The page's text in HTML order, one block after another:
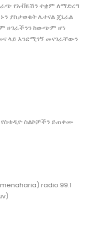
የአቭዬሽን ተቋም ለማድረግ
ያስታወቁት ሌተናል ጄኔራል
ሀገራችንን ከውጭም ሆነ
ላይ እንደሚገኝ መናገራቸውን
የስቱዲዮ ስልኮቻችን ይጠቀሙ
radio 99.1